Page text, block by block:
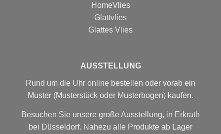
HomeVlies
Glattvlies
Glattes Vlies
AUSSTELLUNG
Rund um die Uhr online bestellen oder vorab ein
Muster (Musterstück oder Musterbogen) kaufen.
Besuchen Sie unsere große Ausstellung, in Erkrath
bei Düsseldorf. Nahezu alle Produkte ab Lager